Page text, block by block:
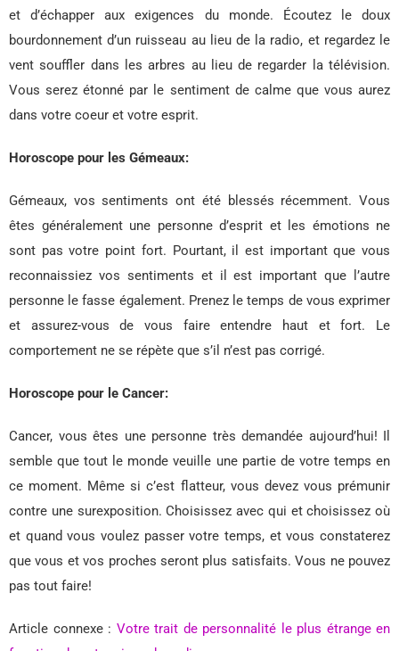
et d’échapper aux exigences du monde. Écoutez le doux
bourdonnement d’un ruisseau au lieu de la radio, et regardez le
vent souffler dans les arbres au lieu de regarder la télévision.
Vous serez étonné par le sentiment de calme que vous aurez
dans votre coeur et votre esprit.
Horoscope pour les Gémeaux:
Gémeaux, vos sentiments ont été blessés récemment. Vous
êtes généralement une personne d’esprit et les émotions ne
sont pas votre point fort. Pourtant, il est important que vous
reconnaissiez vos sentiments et il est important que l’autre
personne le fasse également. Prenez le temps de vous exprimer
et assurez-vous de vous faire entendre haut et fort. Le
comportement ne se répète que s’il n’est pas corrigé.
Horoscope pour le Cancer:
Cancer, vous êtes une personne très demandée aujourd’hui! Il
semble que tout le monde veuille une partie de votre temps en
ce moment. Même si c’est flatteur, vous devez vous prémunir
contre une surexposition. Choisissez avec qui et choisissez où
et quand vous voulez passer votre temps, et vous constaterez
que vous et vos proches seront plus satisfaits. Vous ne pouvez
pas tout faire!
Article connexe : Votre trait de personnalité le plus étrange en